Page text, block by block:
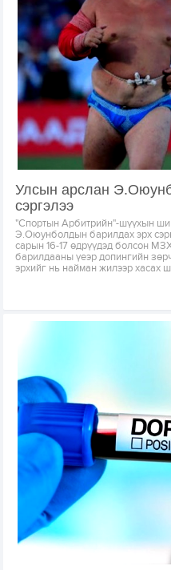
Улсын арслан
сэргэлээ
"Спортын Арбитрийн"-шүүхын
Э.Оюунболдын барилдах эрх
сарын 16-17 өдрүүдэд болсон
барилдааны үеэр допингийн
эрхийг нь найман жилээр хасах